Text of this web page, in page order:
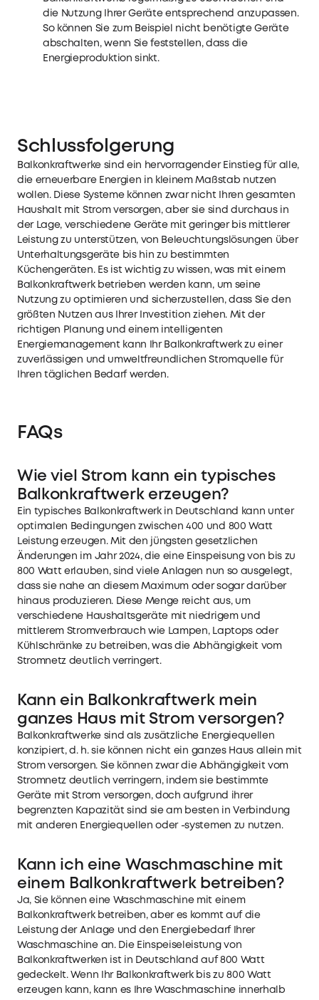
die Nutzung Ihrer Geräte entsprechend anzupassen.
So können Sie zum Beispiel nicht benötigte Geräte
abschalten, wenn Sie feststellen, dass die
Energieproduktion sinkt.
Schlussfolgerung
Balkonkraftwerke sind ein hervorragender Einstieg für alle,
die erneuerbare Energien in kleinem Maßstab nutzen
wollen. Diese Systeme können zwar nicht Ihren gesamten
Haushalt mit Strom versorgen, aber sie sind durchaus in
der Lage, verschiedene Geräte mit geringer bis mittlerer
Leistung zu unterstützen, von Beleuchtungslösungen über
Unterhaltungsgeräte bis hin zu bestimmten
Küchengeräten. Es ist wichtig zu wissen, was mit einem
Balkonkraftwerk betrieben werden kann, um seine
Nutzung zu optimieren und sicherzustellen, dass Sie den
größten Nutzen aus Ihrer Investition ziehen. Mit der
richtigen Planung und einem intelligenten
Energiemanagement kann Ihr Balkonkraftwerk zu einer
zuverlässigen und umweltfreundlichen Stromquelle für
Ihren täglichen Bedarf werden.
FAQs
Wie viel Strom kann ein typisches
Balkonkraftwerk erzeugen?
Ein typisches Balkonkraftwerk in Deutschland kann unter
optimalen Bedingungen zwischen 400 und 800 Watt
Leistung erzeugen. Mit den jüngsten gesetzlichen
Änderungen im Jahr 2024, die eine Einspeisung von bis zu
800 Watt erlauben, sind viele Anlagen nun so ausgelegt,
dass sie nahe an diesem Maximum oder sogar darüber
hinaus produzieren. Diese Menge reicht aus, um
verschiedene Haushaltsgeräte mit niedrigem und
mittlerem Stromverbrauch wie Lampen, Laptops oder
Kühlschränke zu betreiben, was die Abhängigkeit vom
Stromnetz deutlich verringert.
Kann ein Balkonkraftwerk mein
ganzes Haus mit Strom versorgen?
Balkonkraftwerke sind als zusätzliche Energiequellen
konzipiert, d. h. sie können nicht ein ganzes Haus allein mit
Strom versorgen. Sie können zwar die Abhängigkeit vom
Stromnetz deutlich verringern, indem sie bestimmte
Geräte mit Strom versorgen, doch aufgrund ihrer
begrenzten Kapazität sind sie am besten in Verbindung
mit anderen Energiequellen oder -systemen zu nutzen.
Kann ich eine Waschmaschine mit
einem Balkonkraftwerk betreiben?
Ja, Sie können eine Waschmaschine mit einem
Balkonkraftwerk betreiben, aber es kommt auf die
Leistung der Anlage und den Energiebedarf Ihrer
Waschmaschine an. Die Einspeiseleistung von
Balkonkraftwerken ist in Deutschland auf 800 Watt
gedeckelt. Wenn Ihr Balkonkraftwerk bis zu 800 Watt
erzeugen kann, kann es Ihre Waschmaschine innerhalb